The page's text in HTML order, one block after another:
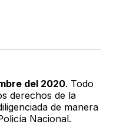
del 2020. Todo
derechos de la
de manera
Nacional.